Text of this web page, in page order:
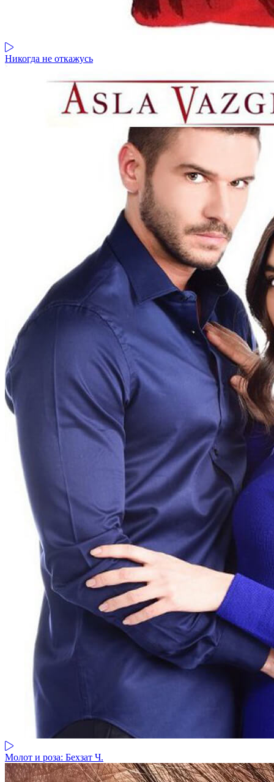
Никогда не откажусь
Молот и роза: Бехзат Ч.